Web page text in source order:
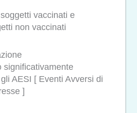
vaccinati e
non vaccinati
significativamente
AESI [ Eventi Avversi di
]